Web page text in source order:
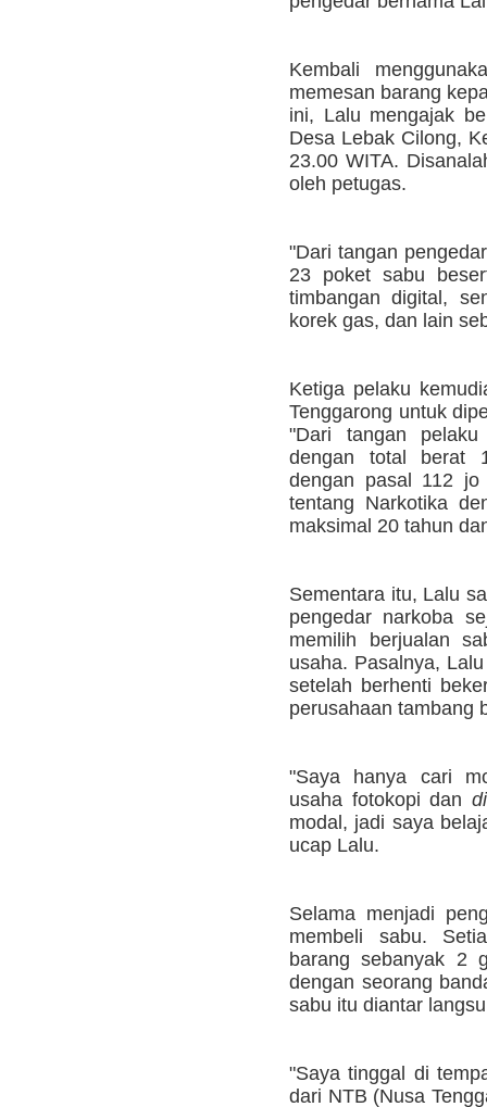
Kembali
memesan barang
ini, Lalu mengajak
Desa Lebak Cilong,
23.00 WITA.
oleh petugas.
"Dari tangan
23 poket sabu
timbangan digital,
korek gas, dan lain
Ketiga pelaku
Tenggarong untuk
"Dari tangan
dengan total berat
dengan pasal 112
tentang Narkotika
maksimal 20 tahun
Sementara itu, Lalu
pengedar narkoba
memilih berjualan
usaha. Pasalnya,
setelah berhenti
perusahaan tambang
"Saya hanya cari
usaha fotokopi dan
modal, jadi saya
ucap Lalu.
Selama menjadi
membeli sabu.
barang sebanyak 2
dengan seorang
sabu itu diantar
"Saya tinggal di
dari NTB (Nusa